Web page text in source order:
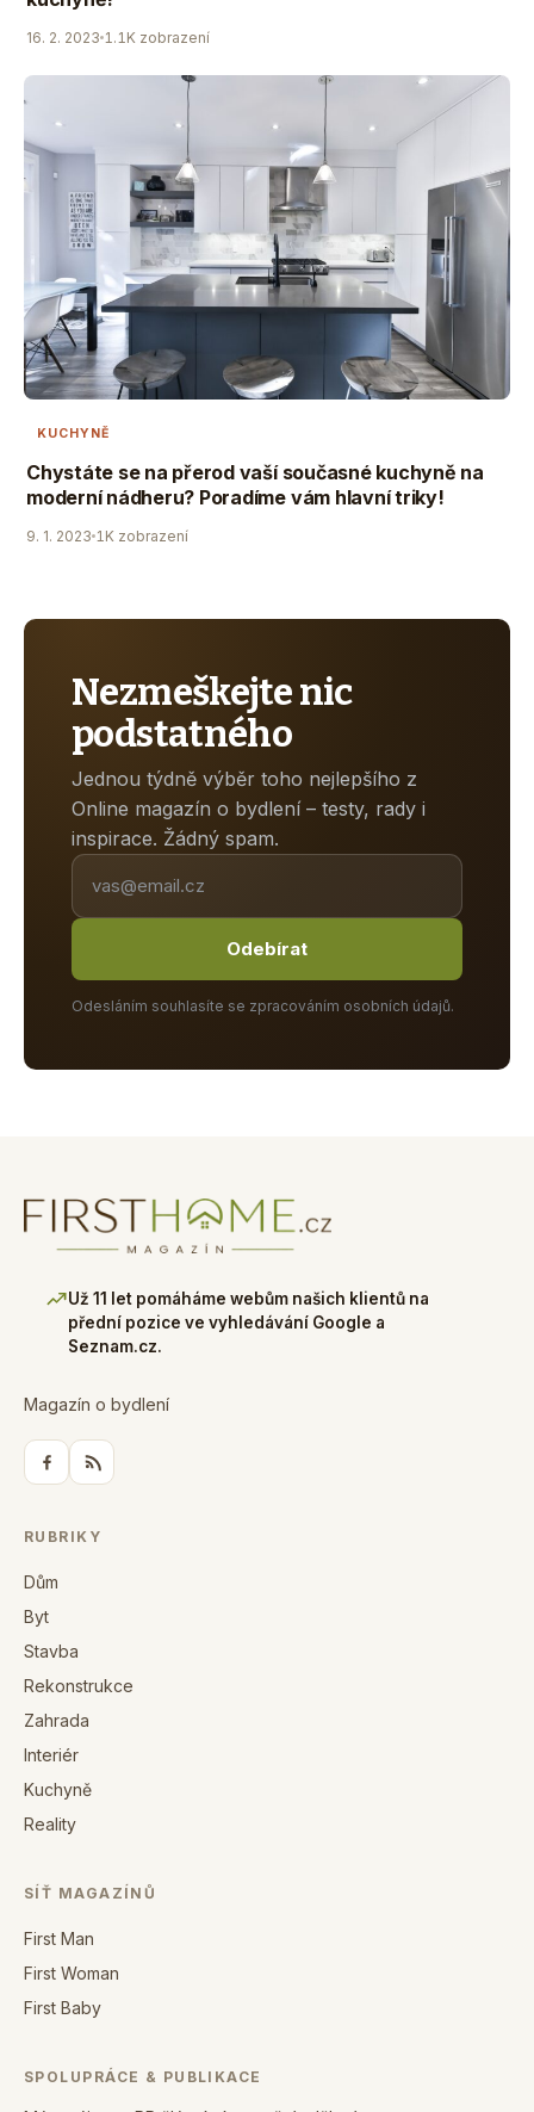
16. 2. 2023 1.1K zobrazení
KUCHYNĚ
Chystáte se na přerod vaší současné kuchyně na
moderní nádheru? Poradíme vám hlavní triky!
9. 1. 2023 1K zobrazení
Nezmeškejte nic
podstatného
Jednou týdně výběr toho nejlepšího z
Online magazín o bydlení – testy, rady i
inspirace. Žádný spam.
Odebírat
Odesláním souhlasíte se zpracováním osobních údajů.
Už 11 let pomáháme webům našich klientů na
přední pozice ve vyhledávání Google a
Seznam.cz.
Magazín o bydlení
RUBRIKY
Dům
Byt
Stavba
Rekonstrukce
Zahrada
Interiér
Kuchyně
Reality
SÍŤ MAGAZÍNŮ
First Man
First Woman
First Baby
SPOLUPRÁCE & PUBLIKACE